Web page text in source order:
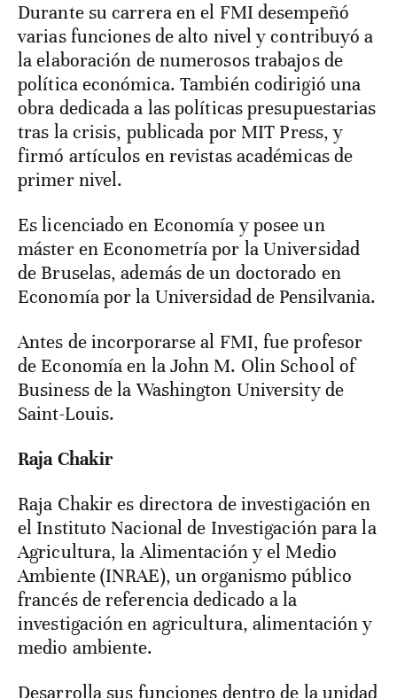
Durante su carrera en el FMI desempeñó
varias funciones de alto nivel y contribuyó a
la elaboración de numerosos trabajos de
política económica. También codirigió una
obra dedicada a las políticas presupuestarias
tras la crisis, publicada por MIT Press, y
firmó artículos en revistas académicas de
primer nivel.
Es licenciado en Economía y posee un
máster en Econometría por la Universidad
de Bruselas, además de un doctorado en
Economía por la Universidad de Pensilvania.
Antes de incorporarse al FMI, fue profesor
de Economía en la John M. Olin School of
Business de la Washington University de
Saint-Louis.
Raja Chakir
Raja Chakir es directora de investigación en
el Instituto Nacional de Investigación para la
Agricultura, la Alimentación y el Medio
Ambiente (INRAE), un organismo público
francés de referencia dedicado a la
investigación en agricultura, alimentación y
medio ambiente.
Desarrolla sus funciones dentro de la unidad